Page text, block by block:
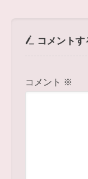
コメントす
コメント ※